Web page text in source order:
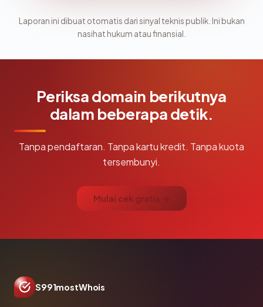
Laporan ini dibuat otomatis dari sinyal teknis publik. Ini bukan
nasihat hukum atau finansial.
Periksa domain berikutnya
dalam beberapa detik.
Tanpa pendaftaran. Tanpa kartu kredit. Tanpa kuota
tersembunyi.
Mulai cek gratis →
S991mostWhois